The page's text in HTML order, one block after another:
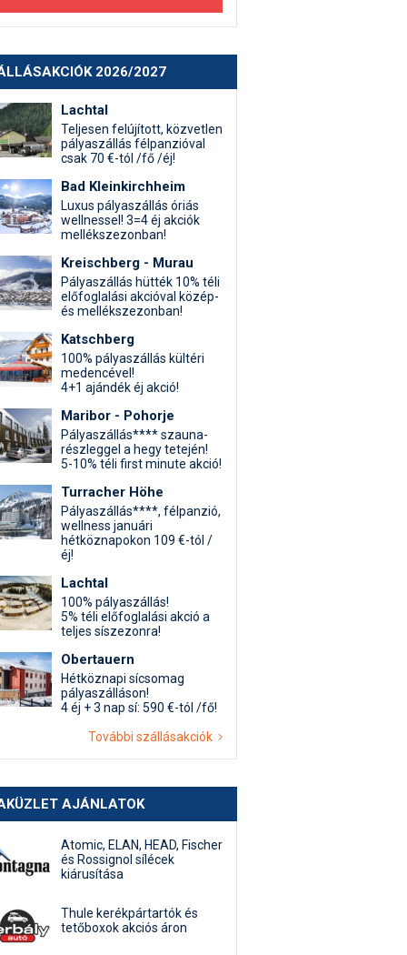
2026/2027
Lachtal
Teljesen felújított, közvetlen
pályaszállás félpanzióval
csak 70 €-tól /fő /éj!
Bad Kleinkirchheim
Luxus pályaszállás óriás
wellnessel! 3=4 éj akciók
mellékszezonban!
Kreischberg - Murau
Pályaszállás hütték 10% téli
előfoglalási akcióval közép-
és mellékszezonban!
Katschberg
100% pályaszállás kültéri
medencével!
4+1 ajándék éj akció!
Maribor - Pohorje
Pályaszállás**** szauna-
részleggel a hegy tetején!
5-10% téli first minute akció!
Turracher Höhe
Pályaszállás****, félpanzió,
wellness januári
hétköznapokon 109 €-tól /
éj!
Lachtal
100% pályaszállás!
5% téli előfoglalási akció a
teljes síszezonra!
Obertauern
Hétköznapi sícsomag
pályaszálláson!
4 éj + 3 nap sí: 590 €-tól /fő!
További szállásakciók
AJÁNLATOK
Atomic, ELAN, HEAD, Fischer
és Rossignol sílécek
kiárusítása
Thule kerékpártartók és
tetőboxok akciós áron